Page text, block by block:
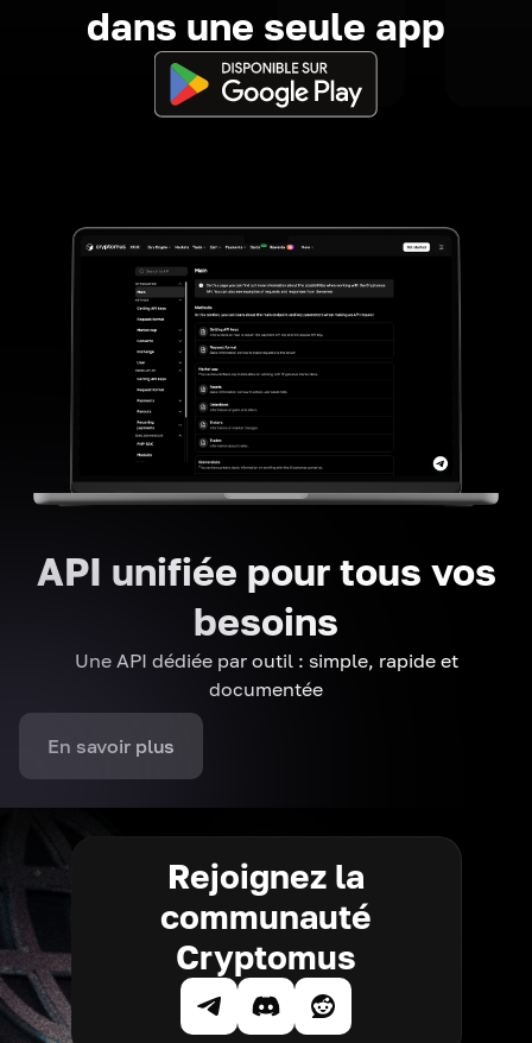
dans une seule app
API unifiée pour tous vos
besoins
Une API dédiée par outil : simple, rapide et
documentée
En savoir plus
Rejoignez la
communauté
Cryptomus